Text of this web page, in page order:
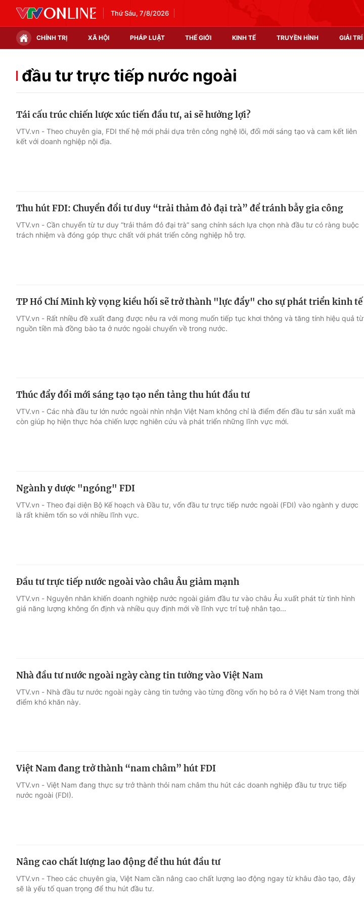
Thứ Sáu, 7/8/2026
CHÍNH TRỊ XÃ HỘI PHÁP LUẬT THẾ GIỚI KINH TẾ TRUYỀN HÌNH GIẢI TRÍ
Chính trị
Thế giới đó đây
Giải sao mai
Điện ảnh
Âm nhạc
Sao
Du lịch
Làm đẹp
Chất lượng cuộc sống
Tuyển sinh
Học trực tuyến
đầu tư trực tiếp nước ngoài
Tái cấu trúc chiến lược xúc tiến đầu tư, ai sẽ hưởng lợi?
VTV.vn - Theo chuyên gia, FDI thế hệ mới phải dựa trên công nghệ lõi, đổi mới sáng tạo và cam kết liên
kết với doanh nghiệp nội địa.
Thu hút FDI: Chuyển đổi tư duy “trải thảm đỏ đại trà” để tránh bẫy gia công
VTV.vn - Cần chuyển từ tư duy “trải thảm đỏ đại trà” sang chính sách lựa chọn nhà đầu tư có ràng buộc
trách nhiệm và đóng góp thực chất với phát triển công nghiệp hỗ trợ.
TP Hồ Chí Minh kỳ vọng kiều hối sẽ trở thành "lực đẩy" cho sự phát triển kinh tế
VTV.vn - Rất nhiều đề xuất đang được nêu ra với mong muốn tiếp tục khơi thông và tăng tính hiệu quả từ
nguồn tiền mà đồng bào ta ở nước ngoài chuyển về trong nước.
Thúc đẩy đổi mới sáng tạo tạo nền tảng thu hút đầu tư
VTV.vn - Các nhà đầu tư lớn nước ngoài nhìn nhận Việt Nam không chỉ là điểm đến đầu tư sản xuất mà
còn giúp họ hiện thực hóa chiến lược nghiên cứu và phát triển những lĩnh vực mới.
Ngành y dược "ngóng" FDI
VTV.vn - Theo đại diện Bộ Kế hoạch và Đầu tư, vốn đầu tư trực tiếp nước ngoài (FDI) vào ngành y dược
là rất khiêm tốn so với nhiều lĩnh vực.
Đầu tư trực tiếp nước ngoài vào châu Âu giảm mạnh
VTV.vn - Nguyên nhân khiến doanh nghiệp nước ngoài giảm đầu tư vào châu Âu xuất phát từ tình hình
giá năng lượng không ổn định và nhiều quy định mới về lĩnh vực trí tuệ nhân tạo...
Nhà đầu tư nước ngoài ngày càng tin tưởng vào Việt Nam
VTV.vn - Nhà đầu tư nước ngoài ngày càng tin tưởng vào từng đồng vốn họ bỏ ra ở Việt Nam trong thời
điểm khó khăn này.
Việt Nam đang trở thành “nam châm” hút FDI
VTV.vn - Việt Nam đang thực sự trở thành thỏi nam châm thu hút các doanh nghiệp đầu tư trực tiếp
nước ngoài (FDI).
Nâng cao chất lượng lao động để thu hút đầu tư
VTV.vn - Theo các chuyên gia, Việt Nam cần nâng cao chất lượng lao động ngay từ khâu đào tạo, đây
sẽ là yếu tố quan trọng để thu hút đầu tư.